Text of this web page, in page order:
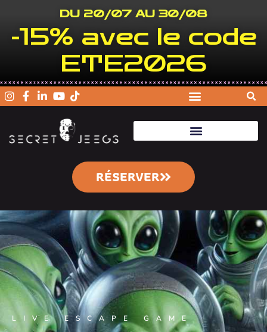
DU 20/07 AU 30/08
-15% avec le code
ETE2026
RÉSERVER
LIVE ESCAPE GAME